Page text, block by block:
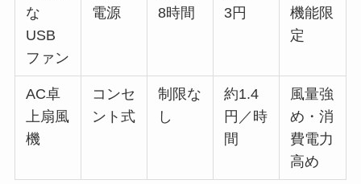
な
USB
ファン
電源
8時間
3円
機能限
定
AC卓
上扇風
機
コンセ
ント式
制限な
し
約1.4
円／時
間
風量強
め・消
費電力
高め